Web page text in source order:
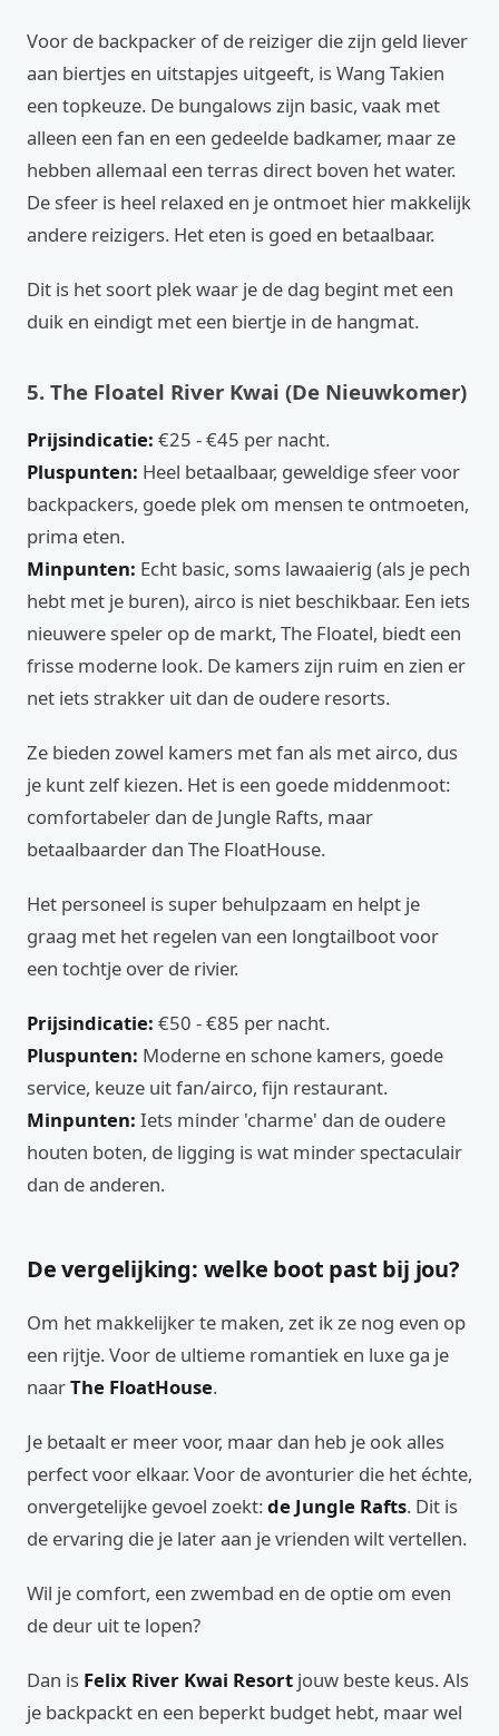
Voor de backpacker of de reiziger die zijn geld liever
aan biertjes en uitstapjes uitgeeft, is Wang Takien
een topkeuze. De bungalows zijn basic, vaak met
alleen een fan en een gedeelde badkamer, maar ze
hebben allemaal een terras direct boven het water.
De sfeer is heel relaxed en je ontmoet hier makkelijk
andere reizigers. Het eten is goed en betaalbaar.
Dit is het soort plek waar je de dag begint met een
duik en eindigt met een biertje in de hangmat.
5. The Floatel River Kwai (De Nieuwkomer)
Prijsindicatie: €25 - €45 per nacht.
Pluspunten: Heel betaalbaar, geweldige sfeer voor
backpackers, goede plek om mensen te ontmoeten,
prima eten.
Minpunten: Echt basic, soms lawaaierig (als je pech
hebt met je buren), airco is niet beschikbaar. Een iets
nieuwere speler op de markt, The Floatel, biedt een
frisse moderne look. De kamers zijn ruim en zien er
net iets strakker uit dan de oudere resorts.
Ze bieden zowel kamers met fan als met airco, dus
je kunt zelf kiezen. Het is een goede middenmoot:
comfortabeler dan de Jungle Rafts, maar
betaalbaarder dan The FloatHouse.
Het personeel is super behulpzaam en helpt je
graag met het regelen van een longtailboot voor
een tochtje over de rivier.
Prijsindicatie: €50 - €85 per nacht.
Pluspunten: Moderne en schone kamers, goede
service, keuze uit fan/airco, fijn restaurant.
Minpunten: Iets minder 'charme' dan de oudere
houten boten, de ligging is wat minder spectaculair
dan de anderen.
De vergelijking: welke boot past bij jou?
Om het makkelijker te maken, zet ik ze nog even op
een rijtje. Voor de ultieme romantiek en luxe ga je
naarThe FloatHouse.
Je betaalt er meer voor, maar dan heb je ook alles
perfect voor elkaar. Voor de avonturier die het échte,
onvergetelijke gevoel zoekt:de Jungle Rafts. Dit is
de ervaring die je later aan je vrienden wilt vertellen.
Wil je comfort, een zwembad en de optie om even
de deur uit te lopen?
Dan is Felix River Kwai Resort jouw beste keus. Als
je backpackt en een beperkt budget hebt, maar wel